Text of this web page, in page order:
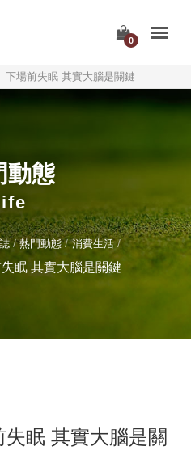
0
下場前失眠 其實大腦是關鍵
動態
熱門動態 消費生活
失眠 其實大腦是關鍵
失眠 其實大腦是關